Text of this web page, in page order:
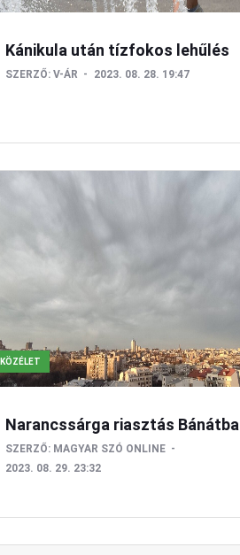
Kánikula után tízfokos lehűlés
SZERZŐ: V-ÁR 2023. 08. 28. 19:47
KÖZÉLET
Narancssárga riasztás
SZERZŐ: MAGYAR SZÓ ONLINE
2023. 08. 29. 23:32